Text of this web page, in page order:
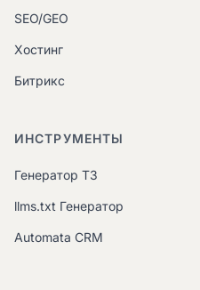
SEO/GEO
Хостинг
Битрикс
ИНСТРУМЕНТЫ
Генератор ТЗ
llms.txt Генератор
Automata CRM